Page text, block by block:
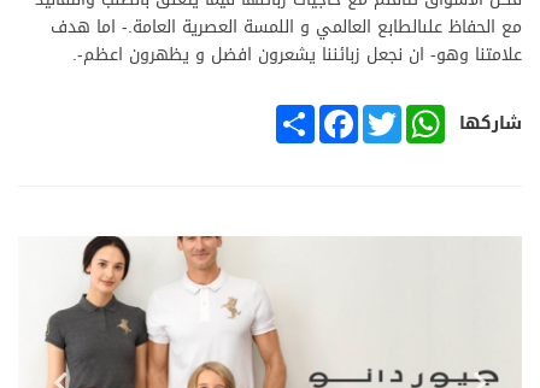
مع الحفاظ علىالطابع العالمي و اللمسة العصرية العامة.- اما هدف
علامتنا وهو- ان نجعل زبائننا يشعرون افضل و يظهرون اعظم-.
شاركها SHARE
FACEBOOKTWITTER
WHATSAPP